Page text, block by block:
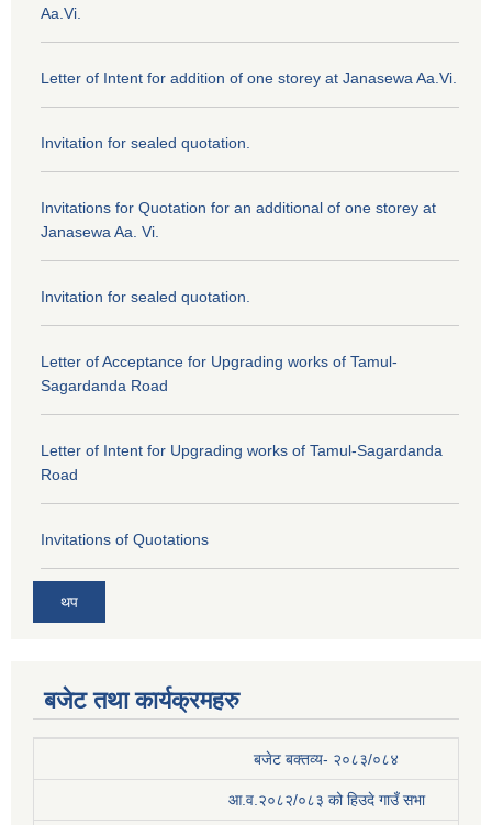
Aa.Vi.
Letter of Intent for addition of one storey at Janasewa Aa.Vi.
Invitation for sealed quotation.
Invitations for Quotation for an additional of one storey at
Janasewa Aa. Vi.
Invitation for sealed quotation.
Letter of Acceptance for Upgrading works of Tamul-
Sagardanda Road
Letter of Intent for Upgrading works of Tamul-Sagardanda
Road
Invitations of Quotations
थप
बजेट तथा कार्यक्रमहरु
बजेट बक्तव्य- २०८३/०८४
आ.व.२०८२/०८३ को हिउदे गाउँ सभा